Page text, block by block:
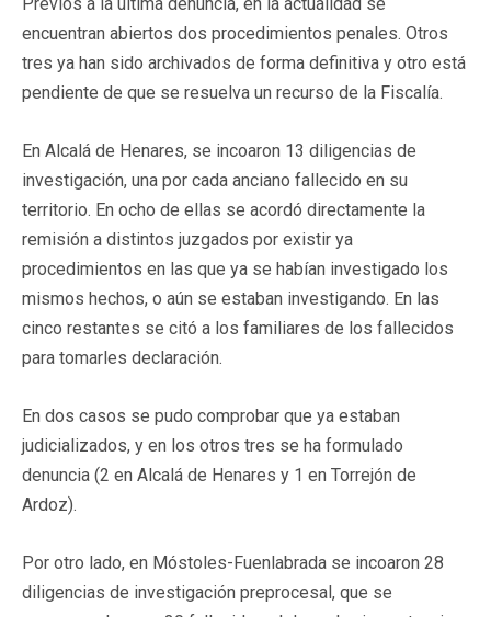
encuentran abiertos dos procedimientos penales. Otros
tres ya han sido archivados de forma definitiva y otro está
pendiente de que se resuelva un recurso de la Fiscalía.
En Alcalá de Henares, se incoaron 13 diligencias de
investigación, una por cada anciano fallecido en su
territorio. En ocho de ellas se acordó directamente la
remisión a distintos juzgados por existir ya
procedimientos en las que ya se habían investigado los
mismos hechos, o aún se estaban investigando. En las
cinco restantes se citó a los familiares de los fallecidos
para tomarles declaración.
En dos casos se pudo comprobar que ya estaban
judicializados, y en los otros tres se ha formulado
denuncia (2 en Alcalá de Henares y 1 en Torrejón de
Ardoz).
Por otro lado, en Móstoles-Fuenlabrada se incoaron 28
diligencias de investigación preprocesal, que se